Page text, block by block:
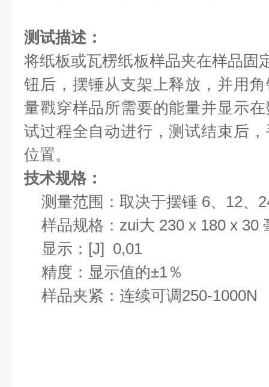
测试描述：
将纸板或瓦楞纸板样品夹在样品固
钮后，摆锤从支架上释放，并用
量戳穿样品所需要的能量并显示
试过程全自动进行，测试结束后
位置。
技术规格：
测量范围：取决于摆锤 6、12、
样品规格：zui大 230 x 180 x 30
显示：[J] 0,01
精度：显示值的±1％
样品夹紧：连续可调250-1000N